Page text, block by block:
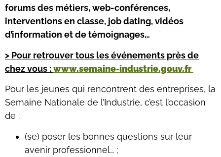
forums des métiers, web-conférences,
interventions en classe, job dating, vidéos
d’information et de témoignages…
> Pour retrouver tous les événements près de
chez vous :www.semaine-industrie.gouv.fr
Pour les jeunes qui rencontrent des entreprises, la
Semaine Nationale de l’Industrie, c’est l’occasion
de :
(se) poser les bonnes questions sur leur
avenir professionnel… ;